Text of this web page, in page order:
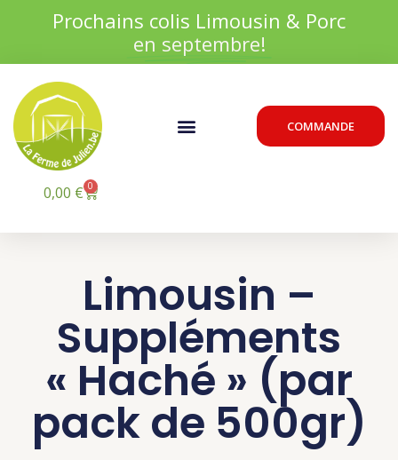
Prochains colis Limousin & Porc
en septembre!
Menu COMMANDE
0,00 € 0
Panier
Limousin –
Suppléments
« Haché » (par
pack de 500gr)